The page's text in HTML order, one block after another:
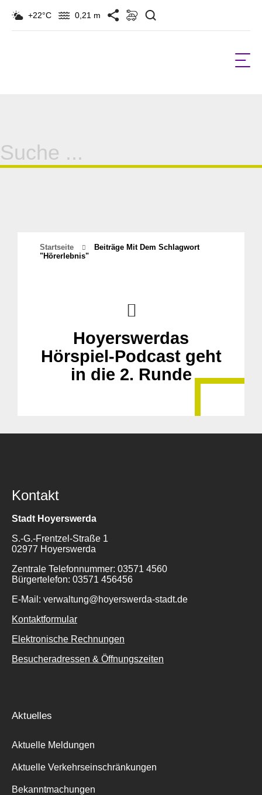
+22°C 0,21 m
Suche
für:
Startseite
Beiträge Mit Dem Schlagwort
"hörerlebnis"
Hoyerswerdas
Hörspiel-Podcast geht
in die 2. Runde
Kontakt
Stadt Hoyerswerda
S.-G.-Frentzel-Straße 1
02977 Hoyerswerda
Zentrale Telefonnummer: 03571 4560
Bürgertelefon: 03571 456456
E-Mail: verwaltung@hoyerswerda-stadt.de
Kontaktformular
Elektronische Rechnungen
Besucheradressen & Öffnungszeiten
Aktuelles
Aktuelle Meldungen
Aktuelle Verkehrseinschränkungen
Bekanntmachungen